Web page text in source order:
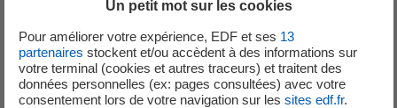
Se connecter à l’espace Client
Un petit mot sur les cookies
Pour améliorer votre expérience, EDF et ses 13
partenaires stockent et/ou accèdent à des informations sur
votre terminal (cookies et autres traceurs) et traitent des
données personnelles (ex: pages consultées) avec votre
consentement lors de votre navigation sur les sites edf.fr.